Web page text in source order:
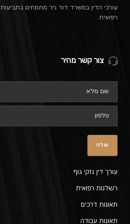
עורכי הדין במשרד דוד ניר מתמחים
רפואית.
צור קשר מהיר
עורך דין נזקי גוף
רשלנות רפואית
תאונות דרכים
תאונות עבודה